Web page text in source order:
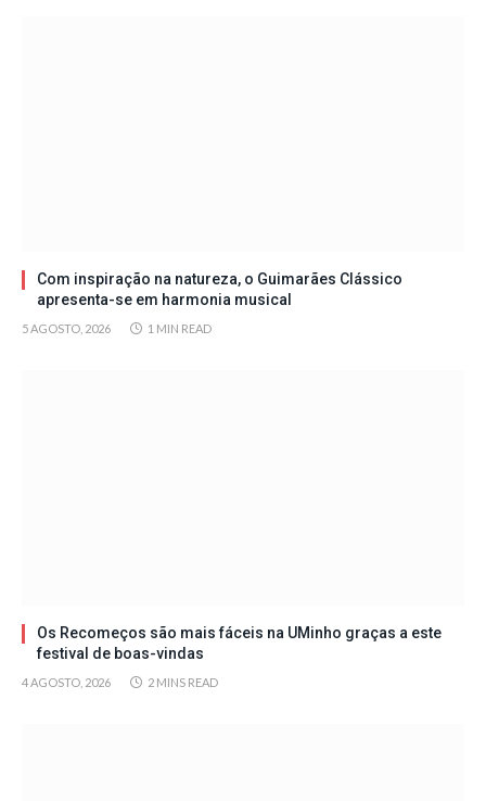
Com inspiração na natureza, o Guimarães Clássico
apresenta-se em harmonia musical
5 AGOSTO, 2026 1 MIN READ
Os Recomeços são mais fáceis na UMinho graças a este
festival de boas-vindas
4 AGOSTO, 2026 2 MINS READ